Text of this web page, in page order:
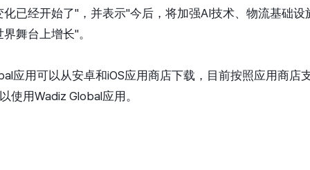
已经开始了"，并表示"今后，将加强AI技术、物流基础设
舞台上增长"。
应用可以从安卓和iOS应用商店下载，目前按照应用商店
使用Wadiz Global应用。